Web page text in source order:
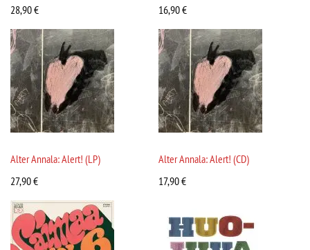
28,90€
16,90€
Alter Annala: Alert! (LP)
27,90€
Alter Annala: Alert! (CD)
17,90€